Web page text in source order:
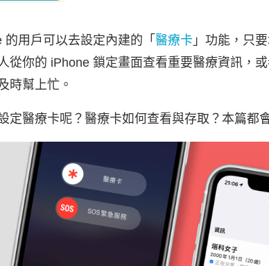
的用戶可以去設定內建的「 醫療卡 」功能，只
從你的 iPhone 鎖定畫面查看重要醫療資訊，
時幫上忙。
定醫療卡呢？醫療卡如何查看與存取？本篇都